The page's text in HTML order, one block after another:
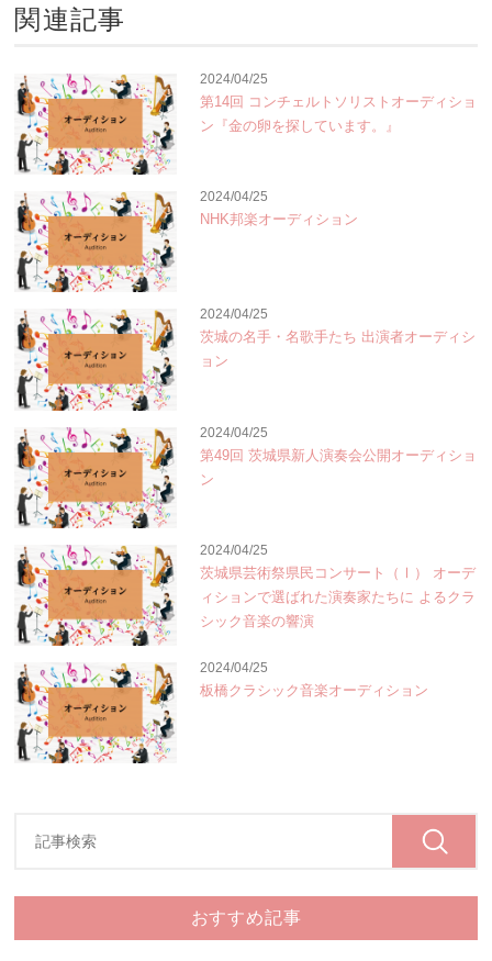
関連記事
2024/04/25
第14回 コンチェルトソリストオーディショ
ン『金の卵を探しています。』
2024/04/25
NHK邦楽オーディション
2024/04/25
茨城の名手・名歌手たち 出演者オーディシ
ョン
2024/04/25
第49回 茨城県新人演奏会公開オーディショ
ン
2024/04/25
茨城県芸術祭県民コンサート（Ⅰ） オーデ
ィションで選ばれた演奏家たちに よるクラ
シック音楽の響演
2024/04/25
板橋クラシック音楽オーディション
おすすめ記事